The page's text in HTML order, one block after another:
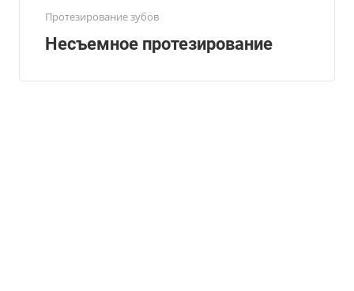
Протезирование зубов
Несъемное протезирование